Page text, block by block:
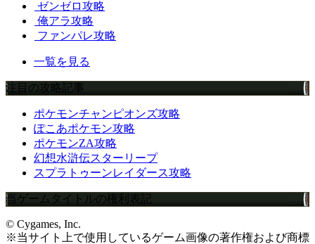
ゼンゼロ攻略
俺アラ攻略
ファンパレ攻略
一覧を見る
注目の攻略記事
ポケモンチャンピオンズ攻略
ぽこあポケモン攻略
ポケモンZA攻略
幻想水滸伝スターリープ
スプラトゥーンレイダース攻略
当ゲームタイトルの権利表記
© Cygames, Inc.
※当サイト上で使用しているゲーム画像の著作権および商標